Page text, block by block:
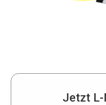
Jetzt L-